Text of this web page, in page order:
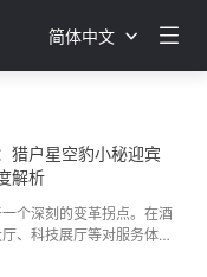
简体中文
猎户星空豹小秘迎宾
解析
个深刻的变革拐点。在酒
、科技展厅等对服务体验
中，传统的运营模式正面